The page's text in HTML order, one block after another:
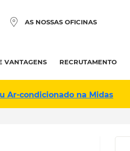
AS NOSSAS OFICINAS
VANTAGENS RECRUTAMENTO
Ar-condicionado na Midas